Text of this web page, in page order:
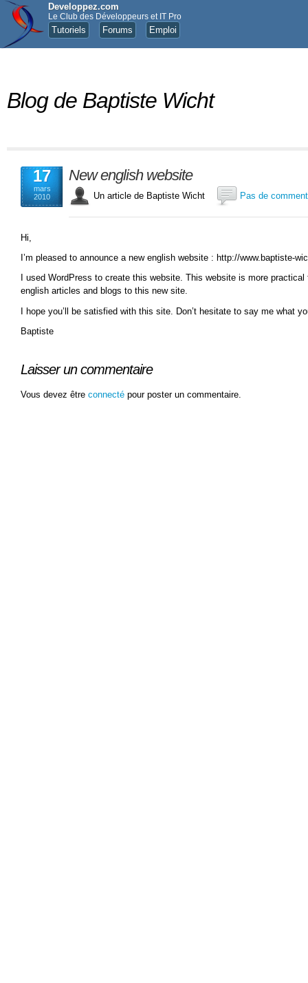
Developpez.com
Le Club des Développeurs et IT Pro
Tutoriels Forums Emploi
Blog de Baptiste Wicht
17
mars
2010
New english website
Un article de Baptiste Wicht Pas de
Hi,
I’m pleased to announce a new english website : http://www.baptiste-
I used WordPress to create this website. This website is more
english articles and blogs to this new site.
I hope you’ll be satisfied with this site. Don’t hesitate to say me what
Baptiste
Laisser un commentaire
Vous devez être connecté pour poster un commentaire.